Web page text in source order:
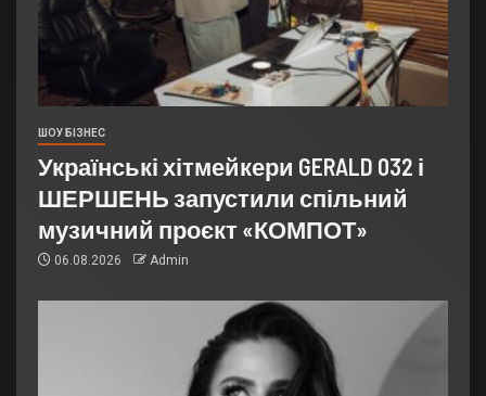
ШОУ БІЗНЕС
Українські хітмейкери GERALD 032 і
ШЕРШЕНЬ запустили спільний
музичний проєкт «КОМПОТ»
06.08.2026 Admin